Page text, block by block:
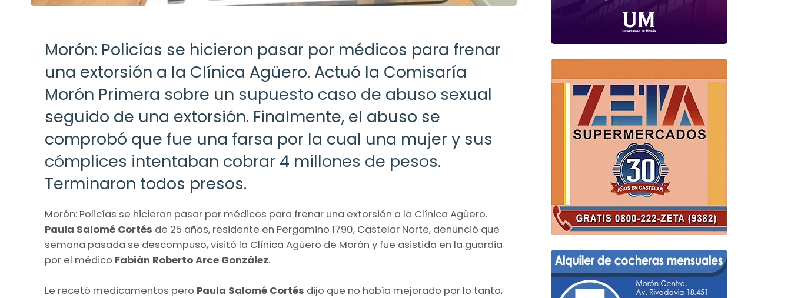
Morón: Policías se hicieron pasar por médicos para frenar
una extorsión a la Clínica Agüero. Actuó la Comisaría
Morón Primera sobre un supuesto caso de abuso sexual
seguido de una extorsión. Finalmente, el abuso se
comprobó que fue una farsa por la cual una mujer y sus
cómplices intentaban cobrar 4 millones de pesos.
Terminaron todos presos.
Morón: Policías se hicieron pasar por médicos para frenar una extorsión a la Clínica Agüero.
Paula Salomé Cortés de 25 años, residente en Pergamino 1790, Castelar Norte, denunció que
semana pasada se descompuso, visitó la Clínica Agüero de Morón y fue asistida en la guardia
por el médico Fabián Roberto Arce González.
Le recetó medicamentos pero Paula Salomé Cortés dijo que no había mejorado por lo tanto,